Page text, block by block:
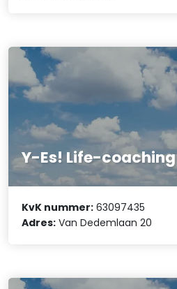
Y-Es! Life-coaching
KvK nummer: 63097435
Adres: Van Dedemlaan 20